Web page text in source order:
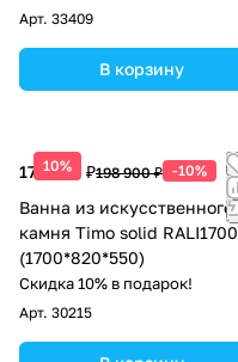
Арт. 33409
В корзину
10%
179 010 ₽198 900 ₽ -10%
Ванна из искусственного
камня Timo solid RALI1700
(1700*820*550)
Скидка 10% в подарок!
Арт. 30215